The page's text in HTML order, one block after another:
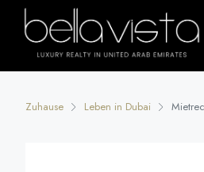
Zuhause Leben in Dubai